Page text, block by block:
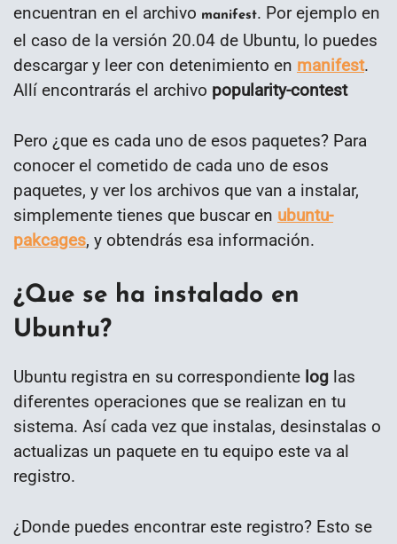
encuentran en el archivo manifest. Por ejemplo en
el caso de la versión 20.04 de Ubuntu, lo puedes
descargar y leer con detenimiento en manifest.
Allí encontrarás el archivo popularity-contest
Pero ¿que es cada uno de esos paquetes? Para
conocer el cometido de cada uno de esos
paquetes, y ver los archivos que van a instalar,
simplemente tienes que buscar en ubuntu-
pakcages, y obtendrás esa información.
¿Que se ha instalado en
Ubuntu?
Ubuntu registra en su correspondiente log las
diferentes operaciones que se realizan en tu
sistema. Así cada vez que instalas, desinstalas o
actualizas un paquete en tu equipo este va al
registro.
¿Donde puedes encontrar este registro? Esto se